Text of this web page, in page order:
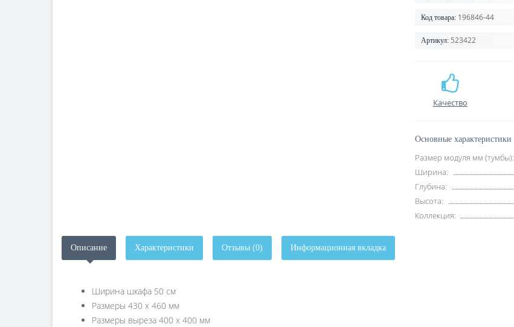
Код товара: 196846-44
Артикул: 523422
Качество
Основные характеристики
Размер модуля мм (тумбы):
Ширина:
Глубина:
Высота:
Коллекция:
Описание Характеристики Отзывы (0) Информационная вкладка
Ширина шкафа 50 см
Размеры 430 х 460 мм
Размеры выреза 400 х 400 мм